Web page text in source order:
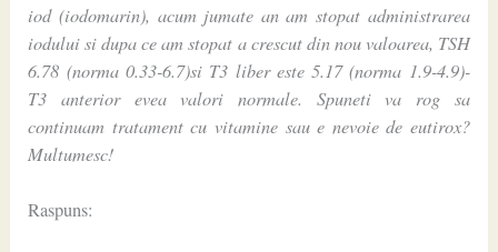
iod (iodomarin), acum jumate an am stopat administrarea
iodului si dupa ce am stopat a crescut din nou valoarea, TSH
6.78 (norma 0.33-6.7)si T3 liber este 5.17 (norma 1.9-4.9)-
T3 anterior evea valori normale. Spuneti va rog sa
continuam tratament cu vitamine sau e nevoie de eutirox?
Multumesc!
Raspuns: